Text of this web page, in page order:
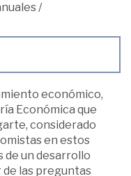
/
económico,
Económica que
considerado
en estos
de un desarrollo
las preguntas